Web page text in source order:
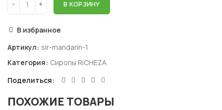
В КОРЗИНУ
В избранное
Артикул: sir-mandarin-1
Категория: Сиропы RiCHEZA
Поделиться
ПОХОЖИЕ ТОВАРЫ